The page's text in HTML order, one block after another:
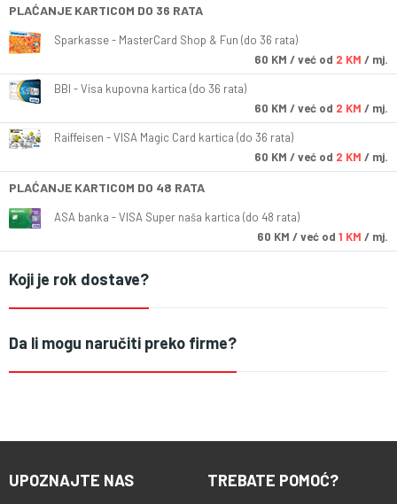
PLAĆANJE KARTICOM DO 36 RATA
Sparkasse - MasterCard Shop & Fun (do 36 rata)
60 KM / već od 2 KM / mj.
BBI - Visa kupovna kartica (do 36 rata)
60 KM / već od 2 KM / mj.
Raiffeisen - VISA Magic Card kartica (do 36 rata)
60 KM / već od 2 KM / mj.
PLAĆANJE KARTICOM DO 48 RATA
ASA banka - VISA Super naša kartica (do 48 rata)
60 KM / već od 1 KM / mj.
Koji je rok dostave?
Da li mogu naručiti preko firme?
UPOZNAJTE NAS TREBATE POMOĆ?